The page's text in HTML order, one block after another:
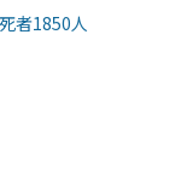
者1850人